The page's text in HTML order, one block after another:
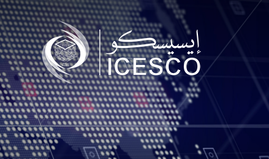
من نحن
مجال عملنا
تأثيرنا
البيانات
المركز الإعلامي